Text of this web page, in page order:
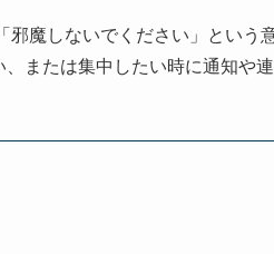
邪魔しないでください」という
または集中したい時に通知や